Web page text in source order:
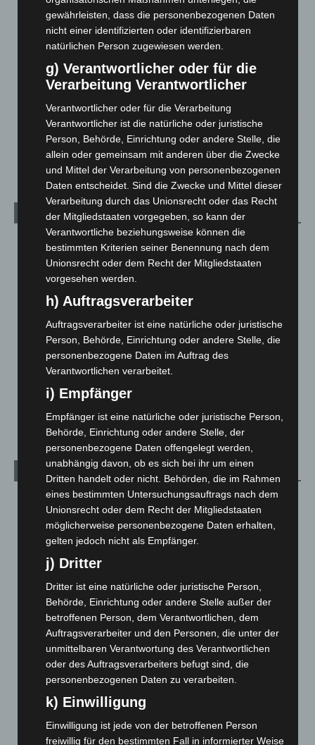
Brand im „Haus der Begegnung“ in Neuwarmbüchen schnell
eingedämmt
Region Hannover: 21 neue Notfallsanitäter starten beim
Roten Kreuz
Mann läuft mit Hockeyschläger über A7 – Polizei sucht
Zeugen
5. August 2026
Kategorien
Blaulicht
Corona-News
Hannover und Region
Langenhagen und Ortsteile
Leserbriefe
Über uns
Veranstaltungen
1.272
August 2026(15)
Juli 2026(73)
Juni 2026(139)
Mai 2026(99)
April 2026(99)
März 2026(115)
Februar 2026(109)
Januar 2026(122)
Dezember 2025(103)
Oktober 2025
September 2025 (93)
gewährleisten, dass die personenbezogenen Daten
nicht einer identifizierten oder identifizierbaren
natürlichen Person zugewiesen werden.
g) Verantwortlicher oder für die
Verarbeitung Verantwortlicher
Verantwortlicher oder für die Verarbeitung
Verantwortlicher ist die natürliche oder juristische
Person, Behörde, Einrichtung oder andere Stelle, die
allein oder gemeinsam mit anderen über die Zwecke
und Mittel der Verarbeitung von personenbezogenen
Daten entscheidet. Sind die Zwecke und Mittel dieser
Verarbeitung durch das Unionsrecht oder das Recht
der Mitgliedstaaten vorgegeben, so kann der
Verantwortliche beziehungsweise können die
bestimmten Kriterien seiner Benennung nach dem
Unionsrecht oder dem Recht der Mitgliedstaaten
vorgesehen werden.
h) Auftragsverarbeiter
Auftragsverarbeiter ist eine natürliche oder juristische
Person, Behörde, Einrichtung oder andere Stelle, die
personenbezogene Daten im Auftrag des
Verantwortlichen verarbeitet.
i) Empfänger
Empfänger ist eine natürliche oder juristische Person,
Behörde, Einrichtung oder andere Stelle, der
personenbezogene Daten offengelegt werden,
unabhängig davon, ob es sich bei ihr um einen
Dritten handelt oder nicht. Behörden, die im Rahmen
eines bestimmten Untersuchungsauftrags nach dem
Unionsrecht oder dem Recht der Mitgliedstaaten
möglicherweise personenbezogene Daten erhalten,
gelten jedoch nicht als Empfänger.
j) Dritter
Dritter ist eine natürliche oder juristische Person,
Behörde, Einrichtung oder andere Stelle außer der
betroffenen Person, dem Verantwortlichen, dem
Auftragsverarbeiter und den Personen, die unter der
unmittelbaren Verantwortung des Verantwortlichen
oder des Auftragsverarbeiters befugt sind, die
personenbezogenen Daten zu verarbeiten.
k) Einwilligung
Einwilligung ist jede von der betroffenen Person
freiwillig für den bestimmten Fall in informierter Weise